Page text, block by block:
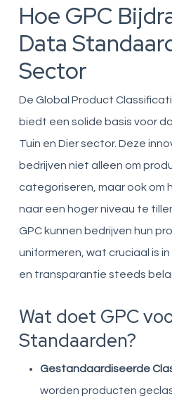
Hoe GPC
Data
Sector
De Global Product
biedt een solide basis voor
Tuin en Dier sector. Deze
bedrijven niet alleen om
categoriseren, maar ook om
naar een hoger niveau te
GPC kunnen bedrijven hun
uniformeren, wat cruciaal is
en transparantie steeds
Wat doet GPC
Standaarden?
Gestandaardiseerde
worden producten